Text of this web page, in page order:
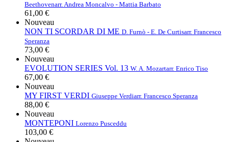
Beethovenarr. Andrea Moncalvo - Mattia Barbato
61,00 €
Nouveau
NON TI SCORDAR DI ME D. Furnò - E. De Curtisarr. Francesco
Speranza
73,00 €
Nouveau
EVOLUTION SERIES Vol. 13 W. A. Mozartarr. Enrico Tiso
67,00 €
Nouveau
MY FIRST VERDI Giuseppe Verdiarr. Francesco Speranza
88,00 €
Nouveau
MONTEPONI Lorenzo Pusceddu
103,00 €